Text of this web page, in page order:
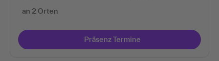
an 2 Orten
Präsenz Termine